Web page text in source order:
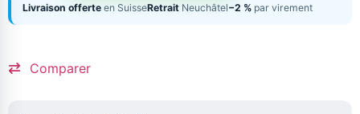
Livraison offerte en SuisseRetrait Neuchâtel−2 % par virement
Comparer